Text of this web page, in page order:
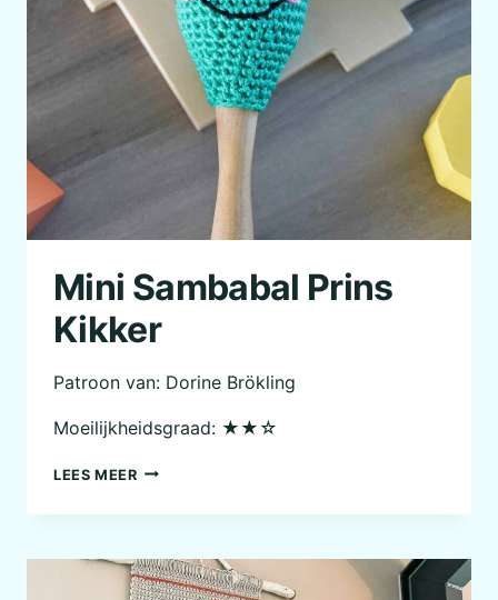
Mini Sambabal Prins
Kikker
Patroon van: Dorine Brökling
Moeilijkheidsgraad: ★★☆
LEES MEERMINI
PRINS